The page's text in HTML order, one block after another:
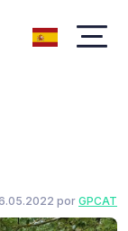
por GPCAT